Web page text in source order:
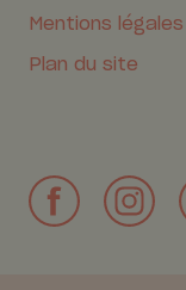
Mentions légales
Plan du site